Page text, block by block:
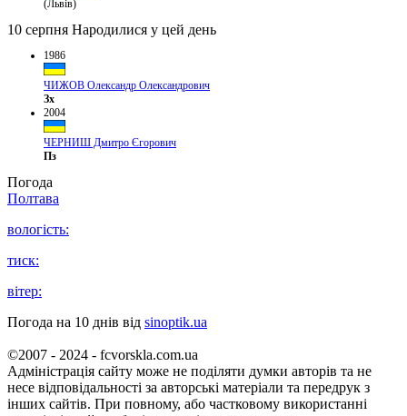
(Львів)
10 серпня Народилися у цей день
1986
ЧИЖОВ Олександр Олександрович
Зх
2004
ЧЕРНИШ Дмитро Єгорович
Пз
Погода
Полтава
вологість:
тиск:
вітер:
Погода на 10 днів від sinoptik.ua
©2007 - 2024 - fcvorskla.com.ua
Адміністрація сайту може не поділяти думки авторів та не
несе відповідальності за авторські матеріали та передрук з
інших сайтів. При повному, або частковому використанні